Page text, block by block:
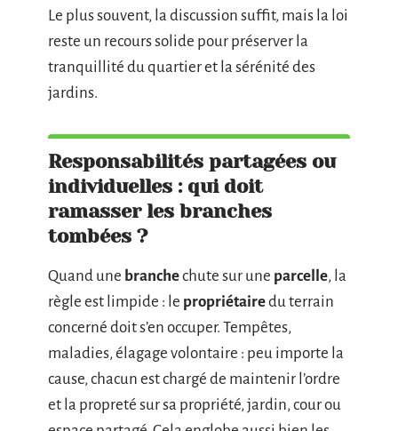
Le plus souvent, la discussion suffit, mais la loi
reste un recours solide pour préserver la
tranquillité du quartier et la sérénité des
jardins.
Responsabilités partagées ou
individuelles : qui doit
ramasser les branches
tombées ?
Quand une branchechute sur une parcelle, la
règle est limpide : le propriétairedu terrain
concerné doit s’en occuper. Tempêtes,
maladies, élagage volontaire : peu importe la
cause, chacun est chargé de maintenir l’ordre
et la propreté sur sa propriété, jardin, cour ou